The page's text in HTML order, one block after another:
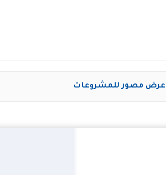
عرض مصور للمشروعات